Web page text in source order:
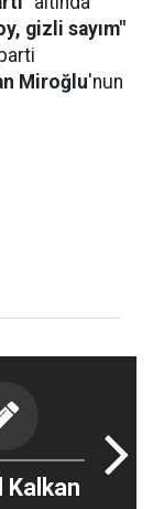
gizli sayım"
Miroğlu'nun
Kalkan